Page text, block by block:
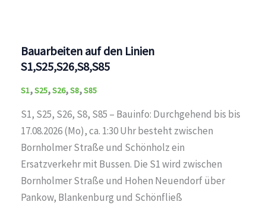
Bauarbeiten auf den Linien
S1,S25,S26,S8,S85
S1,S25,S26,S8,S85
S1, S25, S26, S8, S85 – Bauinfo: Durchgehend bis bis
17.08.2026 (Mo), ca. 1:30 Uhr besteht zwischen
Bornholmer Straße und Schönholz ein
Ersatzverkehr mit Bussen. Die S1 wird zwischen
Bornholmer Straße und Hohen Neuendorf über
Pankow, Blankenburg und Schönfließ